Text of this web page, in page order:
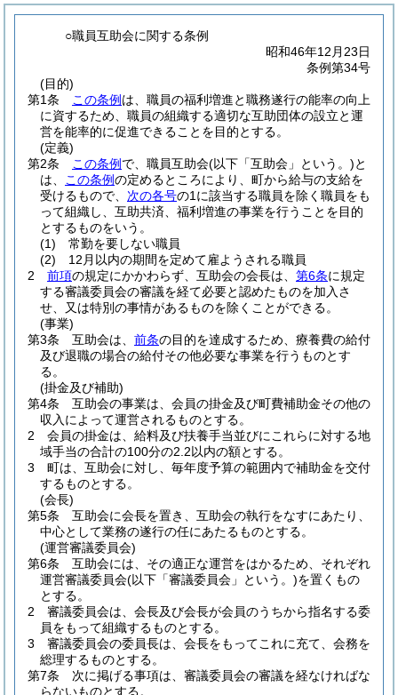
○職員互助会に関する条例
昭和46年12月23日
条例第34号
(目的)
第1条
この条例 は、職員の福利増進と職務遂行の能率の向上
に資するため、職員の組織する適切な互助団体の設立と運
営を能率的に促進できることを目的とする。
(定義)
第2条
この条例 で、職員互助会(以下「互助会」という。)と
は、
この条例の定めるところにより、町から給与の支給を
受けるもので、 次の各号の1に該当する職員を除く職員をも
って組織し、互助共済、福利増進の事業を行うことを目的
とするものをいう。
(1)
常勤を要しない職員
(2)
12月以内の期間を定めて雇ようされる職員
2
前項の規定にかかわらず、互助会の会長は、 第6条に規定
する審議委員会の審議を経て必要と認めたものを加入さ
せ、又は特別の事情があるものを除くことができる。
(事業)
第3条
互助会は、 前条の目的を達成するため、療養費の給付
及び退職の場合の給付その他必要な事業を行うものとす
る。
(掛金及び補助)
第4条
互助会の事業は、会員の掛金及び町費補助金その他の
収入によって運営されるものとする。
2
会員の掛金は、給料及び扶養手当並びにこれらに対する地
域手当の合計の100分の2.2以内の額とする。
3
町は、互助会に対し、毎年度予算の範囲内で補助金を交付
するものとする。
(会長)
第5条
互助会に会長を置き、互助会の執行をなすにあたり、
中心として業務の遂行の任にあたるものとする。
(運営審議委員会)
第6条
互助会には、その適正な運営をはかるため、それぞれ
運営審議委員会(以下「審議委員会」という。)を置くもの
とする。
2
審議委員会は、会長及び会長が会員のうちから指名する委
員をもって組織するものとする。
3
審議委員会の委員長は、会長をもってこれに充て、会務を
総理するものとする。
第7条
次に掲げる事項は、審議委員会の審議を経なければな
らないものとする。